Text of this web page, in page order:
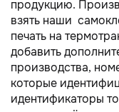
продукцию.
взять наши
печать на
добавить
производства,
которые
идентификаторы